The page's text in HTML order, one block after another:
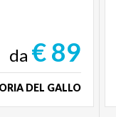
da € 89
DEL GALLO